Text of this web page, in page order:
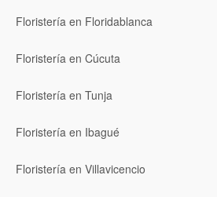
Floristería en Floridablanca
Floristería en Cúcuta
Floristería en Tunja
Floristería en Ibagué
Floristería en Villavicencio